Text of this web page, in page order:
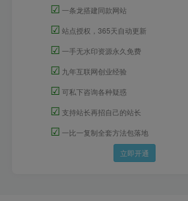
☑ 一条龙搭建同款网站
☑ 站点授权，365天自动更新
☑ 一手无水印资源永久免费
☑ 九年互联网创业经验
☑ 可私下咨询各种疑惑
☑ 支持站长再招自己的站长
☑ 一比一复制全套方法包落地
立即开通